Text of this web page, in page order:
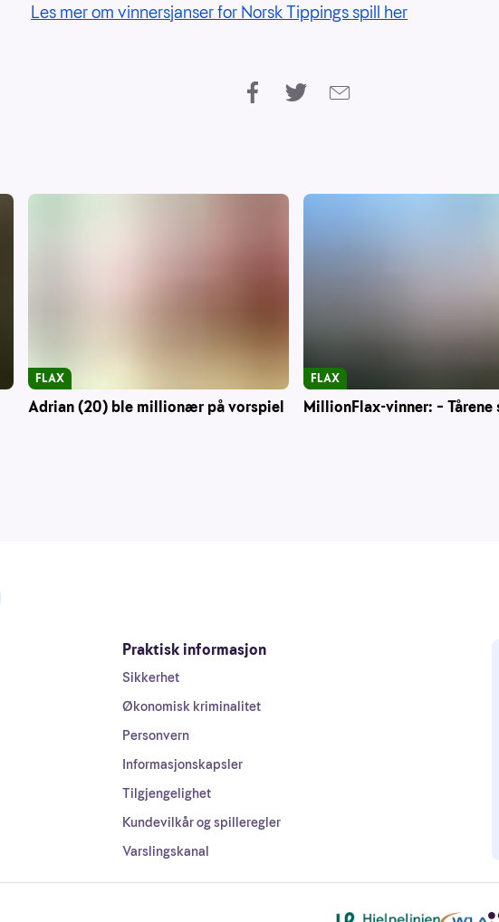
Les mer om vinnersjanser for Norsk Tippings spill her
Adrian (20) ble millionær på vorspiel
FLAX
MillionFlax-vinner: –
FLAX
Praktisk informasjon
Sikkerhet
Økonomisk kriminalitet
Personvern
Informasjonskapsler
Tilgjengelighet
Kundevilkår og spilleregler
Varslingskanal